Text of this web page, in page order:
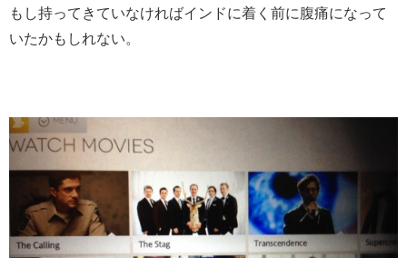
もし持ってきていなければインドに着く前に腹痛になって
いたかもしれない。